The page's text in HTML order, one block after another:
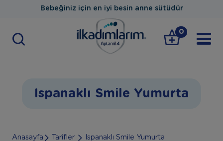
Bebeğiniz için en iyi besin anne sütüdür
0
Ispanaklı Smile Yumurta
Anasayfa Tarifler Ispanaklı Smile Yumurta